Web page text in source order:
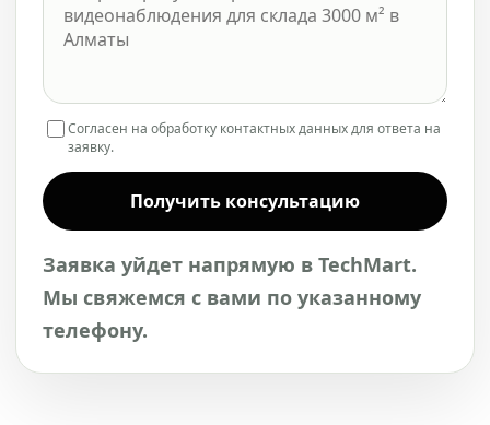
Согласен на обработку контактных данных для ответа на
заявку.
Получить консультацию
Заявка уйдет напрямую в TechMart.
Мы свяжемся с вами по указанному
телефону.